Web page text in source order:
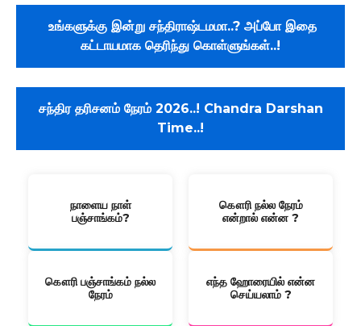
உங்களுக்கு இன்று சந்திராஷ்டமமா..? அப்போ இதை
கட்டாயமாக தெரிந்து கொள்ளுங்கள்..!
சந்திர தரிசனம் நேரம் 2026..! Chandra Darshan
Time..!
நாளைய நாள்
பஞ்சாங்கம்?
கௌரி நல்ல நேரம்
என்றால் என்ன ?
கௌரி பஞ்சாங்கம் நல்ல
நேரம்
எந்த ஹோரையில் என்ன
செய்யலாம் ?